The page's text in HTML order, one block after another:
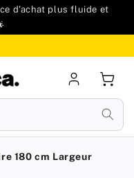
d'achat plus fluide et
connecter
180 cm Largeur